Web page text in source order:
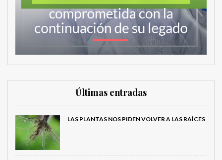
Últimas entradas
LAS PLANTAS NOS PIDEN VOLVER A LAS RAÍCES